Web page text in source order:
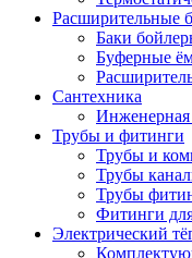
Расширительные
Баки
Буферные
Сантехника
Инженерная
Трубы и фитинги
Трубы и
Трубы
Трубы
Фитинги
Электрический